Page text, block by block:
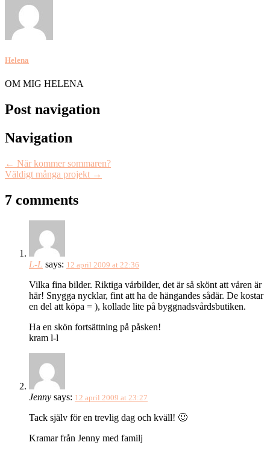
Helena
OM MIG HELENA
Post navigation
Navigation
← När kommer sommaren?
Väldigt många projekt →
7 comments
L-L says: 12 april 2009 at 22:36
Vilka fina bilder. Riktiga vårbilder, det är så skönt att våren är
här! Snygga nycklar, fint att ha de hängandes sådär. De kostar
en del att köpa = ), kollade lite på byggnadsvårdsbutiken.
Ha en skön fortsättning på påsken!
kram l-l
Jenny says: 12 april 2009 at 23:27
Tack själv för en trevlig dag och kväll! 🙂
Kramar från Jenny med familj